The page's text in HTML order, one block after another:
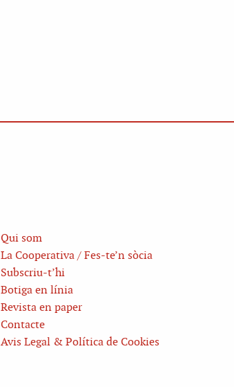
Qui som
La Cooperativa / Fes-te’n sòcia
Subscriu-t’hi
Botiga en línia
Revista en paper
Contacte
Avis Legal & Política de Cookies